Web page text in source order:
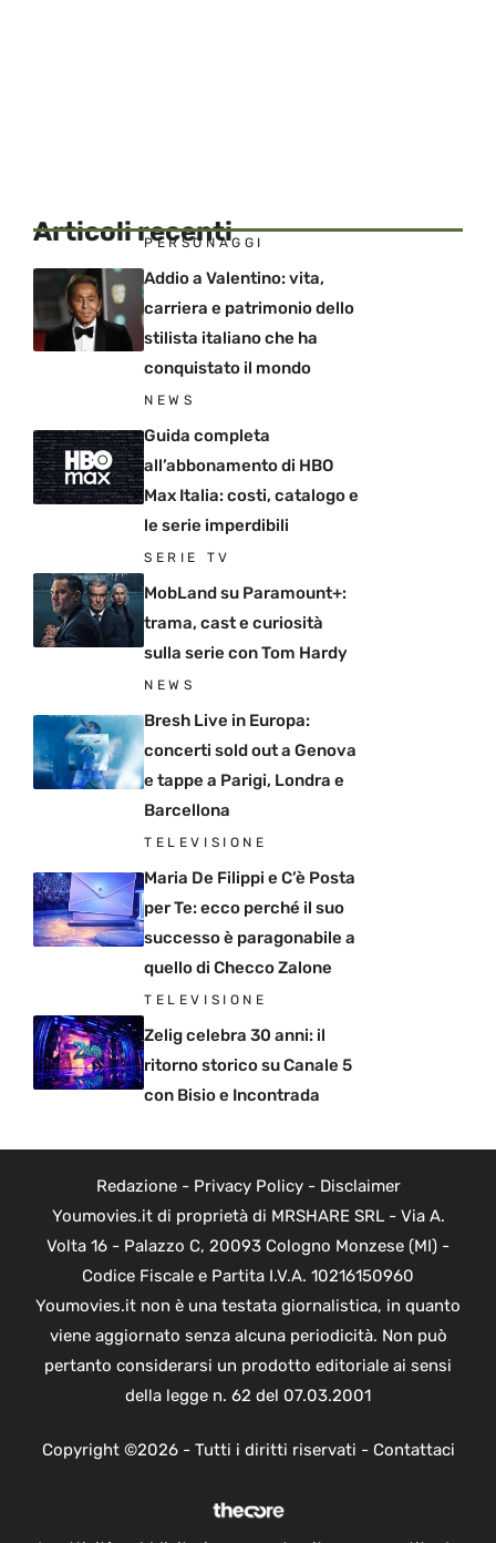
Articoli recenti
PERSONAGGI
Addio a Valentino: vita,
carriera e patrimonio dello
stilista italiano che ha
conquistato il mondo
NEWS
Guida completa
all’abbonamento di HBO
Max Italia: costi, catalogo e
le serie imperdibili
SERIE TV
MobLand su Paramount+:
trama, cast e curiosità
sulla serie con Tom Hardy
NEWS
Bresh Live in Europa:
concerti sold out a Genova
e tappe a Parigi, Londra e
Barcellona
TELEVISIONE
Maria De Filippi e C’è Posta
per Te: ecco perché il suo
successo è paragonabile a
quello di Checco Zalone
TELEVISIONE
Zelig celebra 30 anni: il
ritorno storico su Canale 5
con Bisio e Incontrada
Redazione- Privacy Policy- Disclaimer
Youmovies.it di proprietà di MRSHARE SRL - Via A.
Volta 16 - Palazzo C, 20093 Cologno Monzese (MI) -
Codice Fiscale e Partita I.V.A. 10216150960
Youmovies.it non è una testata giornalistica, in quanto
viene aggiornato senza alcuna periodicità. Non può
pertanto considerarsi un prodotto editoriale ai sensi
della legge n. 62 del 07.03.2001
Copyright ©2026 - Tutti i diritti riservati - Contattaci